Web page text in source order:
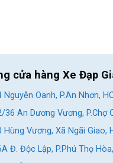
cửa hàng Xe Đạp
Nguyễn Oanh, P.An Nhơn,
36 An Dương Vương, P.Chợ
Hùng Vương, Xã Ngãi Giao,
Đ. Độc Lập, P.Phú Thọ